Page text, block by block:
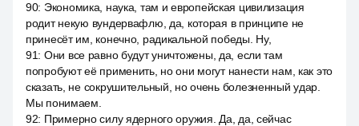
90: Экономика, наука, там и европейская цивилизация
родит некую вундервафлю, да, которая в принципе не
принесёт им, конечно, радикальной победы. Ну,
91: Они все равно будут уничтожены, да, если там
попробуют её применить, но они могут нанести нам, как это
сказать, не сокрушительный, но очень болезненный удар.
Мы понимаем.
92: Примерно силу ядерного оружия. Да, да, сейчас